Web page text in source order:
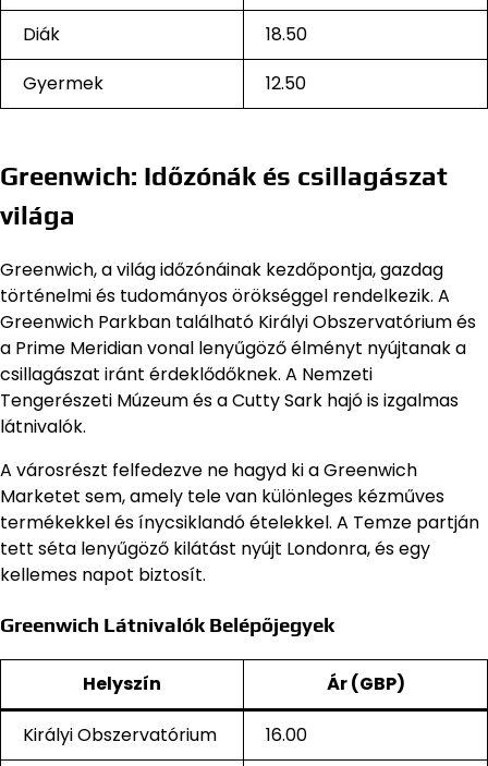
Diák
18.50
Gyermek
12.50
Greenwich: Időzónák és csillagászat
világa
Greenwich, a világ időzónáinak kezdőpontja, gazdag
történelmi és tudományos örökséggel rendelkezik. A
Greenwich Parkban található Királyi Obszervatórium és
a Prime Meridian vonal lenyűgöző élményt nyújtanak a
csillagászat iránt érdeklődőknek. A Nemzeti
Tengerészeti Múzeum és a Cutty Sark hajó is izgalmas
látnivalók.
A városrészt felfedezve ne hagyd ki a Greenwich
Marketet sem, amely tele van különleges kézműves
termékekkel és ínycsiklandó ételekkel. A Temze partján
tett séta lenyűgöző kilátást nyújt Londonra, és egy
kellemes napot biztosít.
Greenwich Látnivalók Belépőjegyek
Helyszín Ár (GBP)
Királyi Obszervatórium
16.00